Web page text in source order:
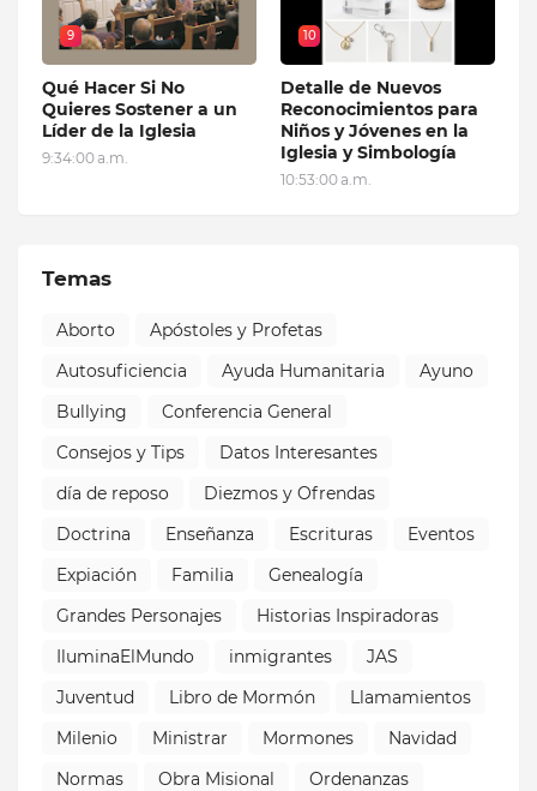
9
Qué Hacer Si No
Quieres Sostener a un
Líder de la Iglesia
9:34:00 a.m.
10
Detalle de Nuevos
Reconocimientos para
Niños y Jóvenes en la
Iglesia y Simbología
10:53:00 a.m.
Temas
Aborto
Apóstoles y Profetas
Autosuficiencia
Ayuda Humanitaria
Ayuno
Bullying
Conferencia General
Consejos y Tips
Datos Interesantes
día de reposo
Diezmos y Ofrendas
Doctrina
Enseñanza Escrituras
Eventos
Expiación
Familia
Genealogía
Grandes Personajes
Historias Inspiradoras
IluminaElMundo
inmigrantes
JAS
Juventud
Libro de Mormón
Llamamientos
Milenio
Ministrar Mormones
Navidad
Normas
Obra Misional
Ordenanzas